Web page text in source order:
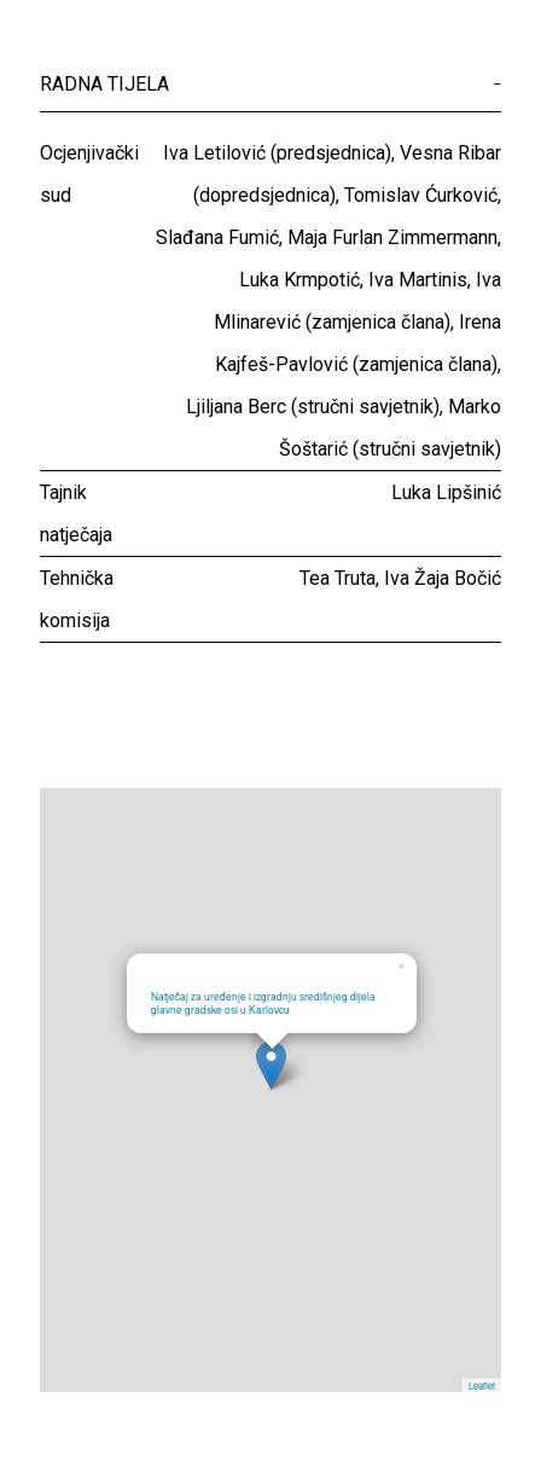
RADNA TIJELA –
Ocjenjivački
sud
Iva Letilović (predsjednica), Vesna Ribar
(dopredsjednica), Tomislav Ćurković,
Slađana Fumić, Maja Furlan Zimmermann,
Luka Krmpotić, Iva Martinis, Iva
Mlinarević (zamjenica člana), Irena
Kajfeš-Pavlović (zamjenica člana),
Ljiljana Berc (stručni savjetnik), Marko
Šoštarić (stručni savjetnik)
Tajnik
natječaja
Luka Lipšinić
Tehnička
komisija
Tea Truta, Iva Žaja Bočić
Natječaj za uređenje i izgradnju središnjeg dijela
glavne gradske osi u Karlovcu
×
Leaflet